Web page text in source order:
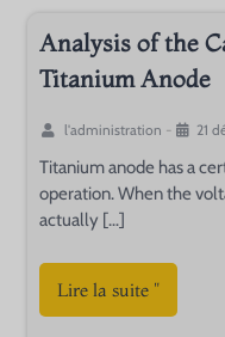
Analysis of the
Titanium Anode
l'administration - 21
Titanium anode has a
operation. When the
actually […]
Lire la suite "